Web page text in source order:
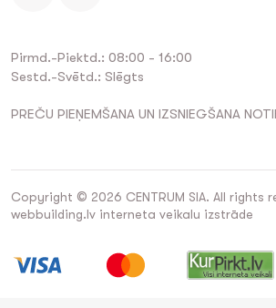
Pirmd.-Piektd.: 08:00 - 16:00
Sestd.-Svētd.: Slēgts
PREČU PIEŅEMŠANA UN IZSNIEGŠANA
Copyright © 2026 CENTRUM SIA. All rights
webbuilding.lv interneta veikalu izstrāde